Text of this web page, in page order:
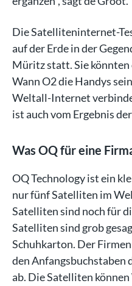
Die Satelliteninternet-
auf der Erde in der
Müritz statt. Sie könnten
Wann O2 die Handys
Weltall-Internet
ist auch vom Ergebnis
Was OQ für eine
OQ Technology ist ein
nur fünf Satelliten im
Satelliten sind noch für
Satelliten sind grob
Schuhkarton. Der
den Anfangsbuchstaben
ab. Die Satelliten